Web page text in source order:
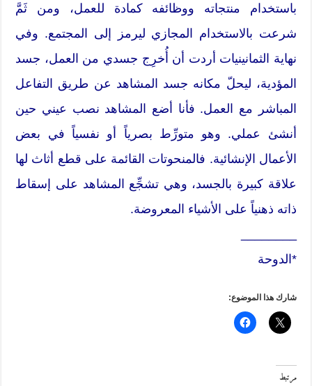
باستخدام منتجاته ووظائفه كمادة للعمل، ومن ثَمَّ
شرعت بالاستخدام المجازي ليرمز إلى المجتمع. وفي
نهاية الثمانينيات أردت أن أُخرِج جسدي من العمل، جسد
المؤدية، ليحلّ مكانه جسد المشاهد عن طريق التفاعل
المباشر مع العمل. فأنا أضع المشاهد نصب عيني حين
أنشئ عملي. وهو متورِّط بصرياً أو نفسياً في بعض
الأعمال الإنشائية. فالمنحوتات القائمة على قطع أثاث لها
علاقة كبيرة بالجسد، وهي تشجِّع المشاهد على إسقاط
ذاته ذهنياً على الأشياء المعروضة.
*الدوحة
شارك هذا الموضوع:
مرتبط